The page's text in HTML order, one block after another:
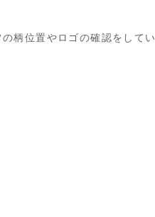
柄位置やロゴの確認をしてい